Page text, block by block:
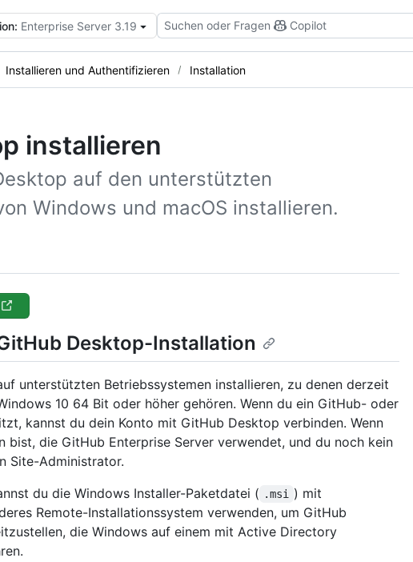
Enterprise Server 3.19 Suchen oder Fragen Copilot
Installieren und Authentifizieren Installation
installieren
auf den unterstützten
Windows und macOS installieren.
Desktop-Installation
unterstützten Betriebssystemen installieren, zu denen derzeit
10 64 Bit oder höher gehören. Wenn du ein GitHub- oder
kannst du dein Konto mit GitHub Desktop verbinden. Wenn
bist, die GitHub Enterprise Server verwendet, und du noch kein
Site-Administrator.
du die Windows Installer-Paketdatei ( .msi
) mit
Remote-Installationssystem verwenden, um GitHub
die Windows auf einem mit Active Directory